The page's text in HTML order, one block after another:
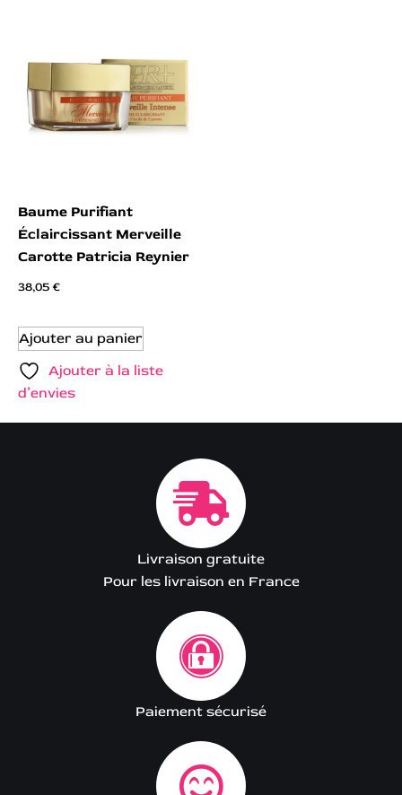
Baume Purifiant
Éclaircissant Merveille
Carotte Patricia Reynier
38,05€
Ajouter au panier
Ajouter à la liste
d’envies
Livraison gratuite
Pour les livraison en France
Paiement sécurisé